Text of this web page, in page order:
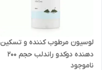
لوسیون مرطوب کننده و تسکین
دهنده دوکدو راندلب حجم 200
میل
ناموجود